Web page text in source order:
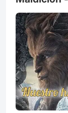
que rodea